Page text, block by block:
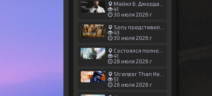
Майкл Б. Джордан сыграл главную роль в новой «Афере Томаса Крауна»
41
30 июля 2026 г
Sony представила трейлер новой части «Джуманджи»
43
30 июля 2026 г
Состоялся полноценный релиз Halo: Campaign Evolved
41
28 июля 2026 г
Stranger Than Heaven получила новый трейлер с акцентом на жестокие драки
51
26 июля 2026 г